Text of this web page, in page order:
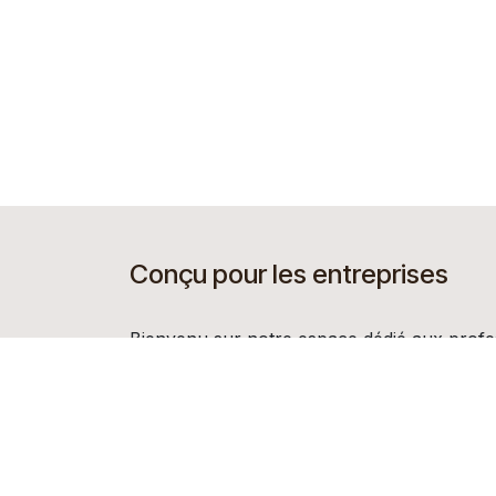
Conçu pour les entreprises
Bienvenu sur notre espace dédié aux